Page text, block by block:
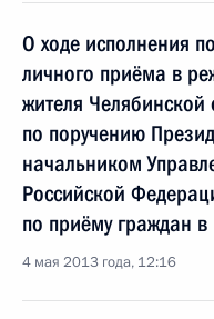
О ходе исполнения
личного приёма в
жителя Челябинской
по поручению
начальником
Российской
по приёму граждан
4 мая 2013 года, 12:16